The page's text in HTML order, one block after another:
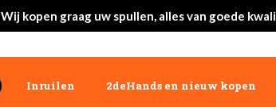
Wij kopen graag uw spullen, alles van goede
Inruilen 2deHands en nieuw kopen